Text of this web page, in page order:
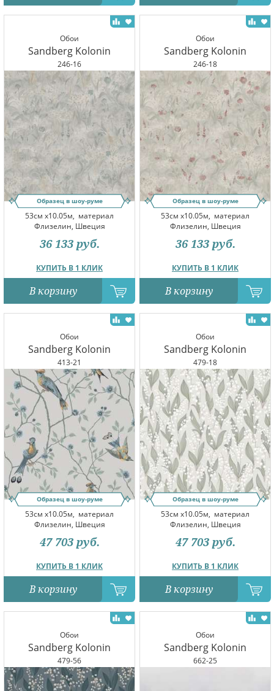
Обои
Sandberg Kolonin
246-16
Образец в шоу-руме
53см x10.05м, материал
Флизелин, Швеция
КУПИТЬ В 1 КЛИК
36 133 руб.
В корзину
Обои
Sandberg Kolonin
246-18
Образец в шоу-руме
53см x10.05м, материал
Флизелин, Швеция
КУПИТЬ В 1 КЛИК
36 133 руб.
В корзину
Обои
Sandberg Kolonin
413-21
Образец в шоу-руме
53см x10.05м, материал
Флизелин, Швеция
КУПИТЬ В 1 КЛИК
47 703 руб.
В корзину
Обои
Sandberg Kolonin
479-18
Образец в шоу-руме
53см x10.05м, материал
Флизелин, Швеция
КУПИТЬ В 1 КЛИК
47 703 руб.
В корзину
Обои
Sandberg Kolonin
479-56
Обои
Sandberg Kolonin
662-25